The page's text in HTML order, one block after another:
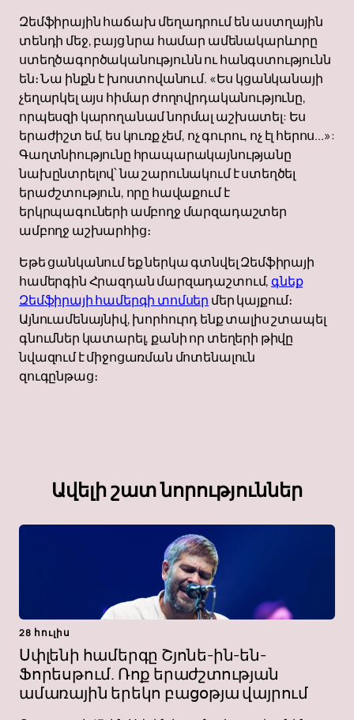
Զեմֆիրային հաճախ մեղադրում են աստղային
տենդի մեջ, բայց նրա համար ամենակարևորը
ստեղծագործականությունն ու հանգստությունն
են։ Նա ինքն է խոստովանում. «Ես կցանկանայի
չեղարկել այս հիմար ժողովրդականությունը,
որպեսզի կարողանամ նորմալ աշխատել: Ես
երաժիշտ եմ, ես կուռք չեմ, ոչ գուրու, ոչ էլ հերոս...»:
Գաղտնիությունը հրապարակայնությանը
նախընտրելով՝ նա շարունակում է ստեղծել
երաժշտություն, որը հավաքում է
երկրպագուների ամբողջ մարզադաշտեր
ամբողջ աշխարհից։
Եթե ցանկանում եք ներկա գտնվել Զեմֆիրայի
համերգին Հրազդան մարզադաշտում, գնեք
Զեմֆիրայի համերգի տոմսեր մեր կայքում։
Այնուամենայնիվ, խորհուրդ ենք տալիս շտապել
գնումներ կատարել, քանի որ տեղերի թիվը
նվազում է միջոցառման մոտենալուն
զուգընթաց։
Ավելի շատ նորություններ
28 հուլիս
Սփլենի համերգը Շյոնե-ին-են-
Ֆորեսթում. Ռոք երաժշտության
ամառային երեկո բացօթյա վայրում